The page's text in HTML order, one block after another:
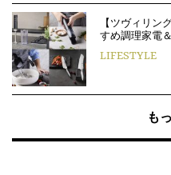
【ツヴィリン
すめ調理家電
LIFESTYLE
も